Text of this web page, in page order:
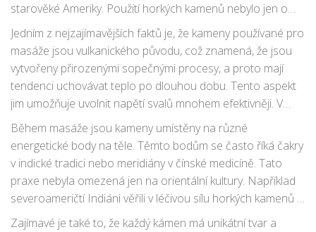
starověké Ameriky. Použití horkých kamenů nebylo jen o
relaxaci, ale mělo hluboký spirituální a léčebný prvek.
Jedním z nejzajímavějších faktů je, že kameny používané pro
masáže jsou vulkanického původu, což znamená, že jsou
vytvořeny přirozenými sopečnými procesy, a proto mají
tendenci uchovávat teplo po dlouhou dobu. Tento aspekt
jim umožňuje uvolnit napětí svalů mnohem efektivněji. V
dávných dobách se používaly nejen pro teplo, ale také pro
očistu těla a ducha.
Během masáže jsou kameny umístěny na různé
energetické body na těle. Těmto bodům se často říká čakry
v indické tradici nebo meridiány v čínské medicíně. Tato
praxe nebyla omezená jen na orientální kultury. Například
severoameričtí Indiáni věřili v léčivou sílu horkých kamenů a
používali je během duchovních rituálů.
Zajímavé je také to, že každý kámen má unikátní tvar a